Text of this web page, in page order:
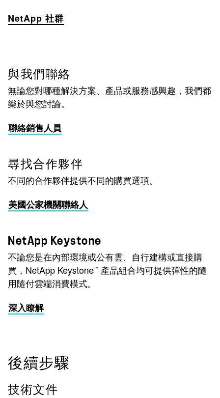
NetApp 社群
與我們聯絡
無論您對哪種解決方案、產品或服務感興趣，我們都
樂於與您討論。
聯絡銷售人員
尋找合作夥伴
不同的合作夥伴提供不同的購買選項。
美國公家機關聯絡人
NetApp Keystone
不論您是在內部環境或公有雲、自行建構或直接購
買，NetApp Keystone™ 產品組合均可提供彈性的隨
用隨付雲端消費模式。
深入瞭解
後續步驟
技術文件